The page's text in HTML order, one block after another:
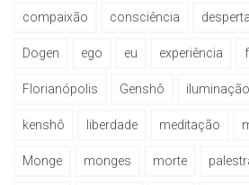
compaixão consciência
Dogen ego eu experiência
Florianópolis Genshô iluminação
kenshô liberdade meditação
Monge monges morte